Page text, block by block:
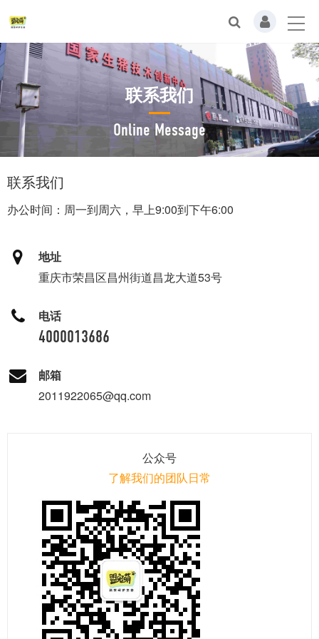
联系我们
Online Message
联系我们
办公时间：周一到周六，早上9:00到下午6:00
地址
重庆市荣昌区昌州街道昌龙大道53号
电话
4000013686
邮箱
2011922065@qq.com
公众号
了解我们的团队日常